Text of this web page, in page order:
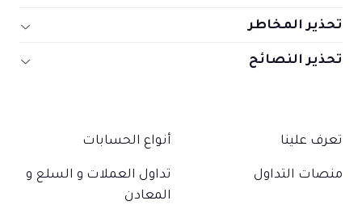
تحذير المخاطر
تحذير النصائح
تعرف علينا أنواع الحسابات
منصات التداول
تداول العملات و السلع و
المعادن